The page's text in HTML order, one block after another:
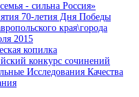
- сильна Россия»
70-летия Дня Победы
края\города
2015
копилка
конкурс сочинений
Исследования Качества